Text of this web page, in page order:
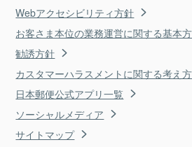
Webアクセシビリティ方針
お客さま本位の業務運営に関する基本
勧誘方針
カスタマーハラスメントに関する考え方
日本郵便公式アプリ一覧
ソーシャルメディア
サイトマップ